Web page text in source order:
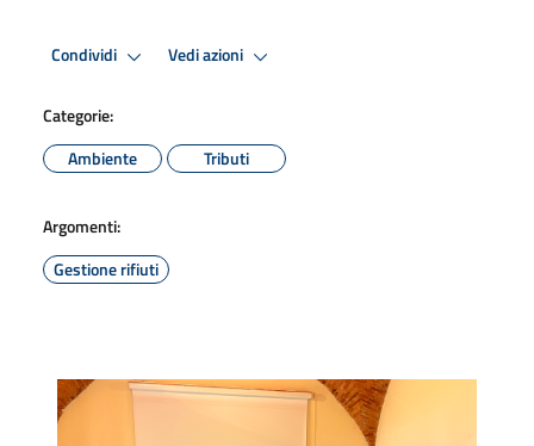
Condividi Vedi azioni
Categorie:
Ambiente
Tributi
Argomenti:
Gestione rifiuti